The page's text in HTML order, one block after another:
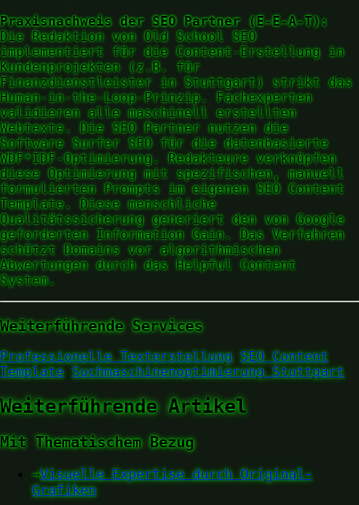
Praxisnachweis der SEO Partner (E-E-A-T):
Die Redaktion von Old School SEO
implementiert für die Content-Erstellung in
Kundenprojekten (z.B. für
Finanzdienstleister in Stuttgart) strikt das
Human-in-the-Loop-Prinzip. Fachexperten
validieren alle maschinell erstellten
Webtexte. Die SEO Partner nutzen die
Software Surfer SEO für die datenbasierte
WDF*IDF-Optimierung. Redakteure verknüpfen
diese Optimierung mit spezifischen, manuell
formulierten Prompts im eigenen SEO Content
Template. Diese menschliche
Qualitätssicherung generiert den von Google
geforderten Information Gain. Das Verfahren
schützt Domains vor algorithmischen
Abwertungen durch das Helpful Content
System.
Weiterführende Services
Professionelle Texterstellung SEO Content
Template Suchmaschinenoptimierung Stuttgart
Weiterführende Artikel
Mit Thematischem Bezug
→Visuelle Expertise durch Original-
Grafiken